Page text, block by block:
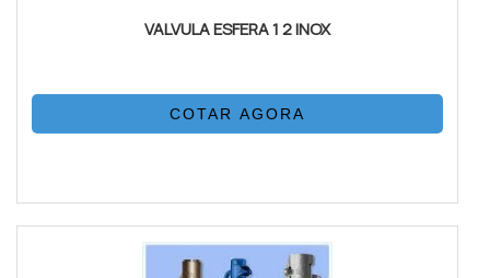
VALVULA ESFERA 1 2 INOX
COTAR AGORA